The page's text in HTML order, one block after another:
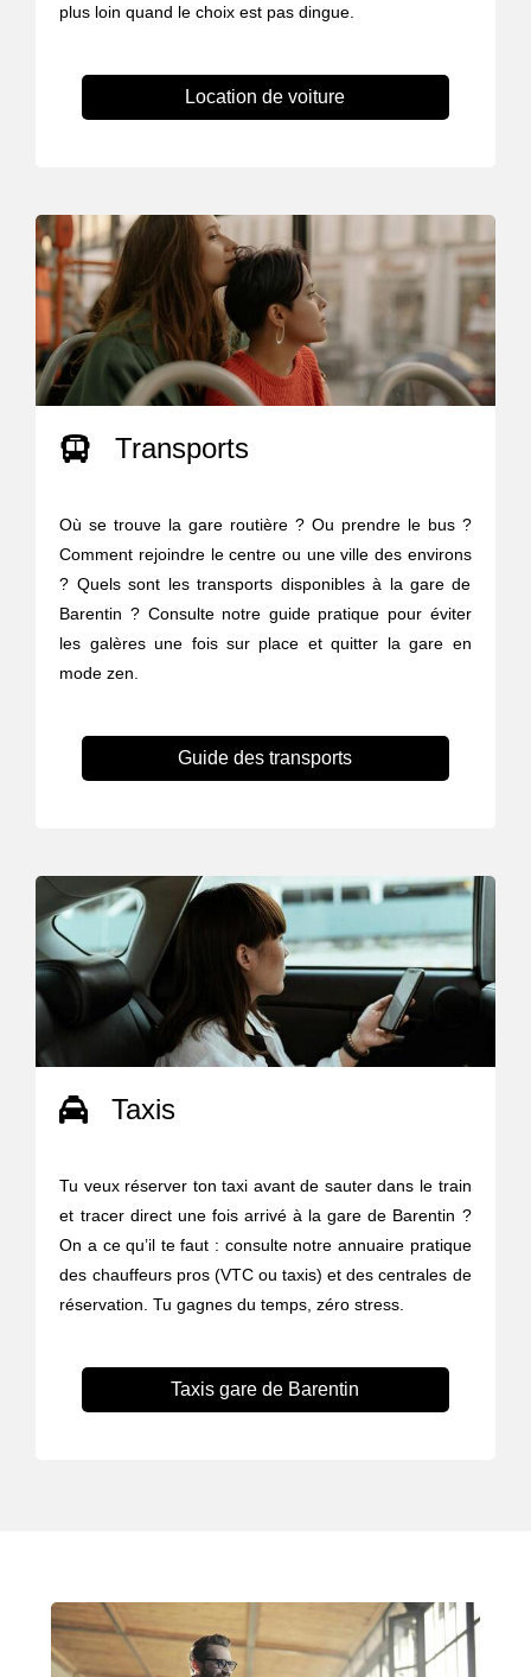
plus loin quand le choix est pas dingue.
Location de voiture
Transports
Où se trouve la gare routière ? Ou prendre le bus ?
Comment rejoindre le centre ou une ville des environs
? Quels sont les transports disponibles à la gare de
Barentin ? Consulte notre guide pratique pour éviter
les galères une fois sur place et quitter la gare en
mode zen.
Guide des transports
Taxis
Tu veux réserver ton taxi avant de sauter dans le train
et tracer direct une fois arrivé à la gare de Barentin ?
On a ce qu’il te faut : consulte notre annuaire pratique
des chauffeurs pros (VTC ou taxis) et des centrales de
réservation. Tu gagnes du temps, zéro stress.
Taxis gare de Barentin